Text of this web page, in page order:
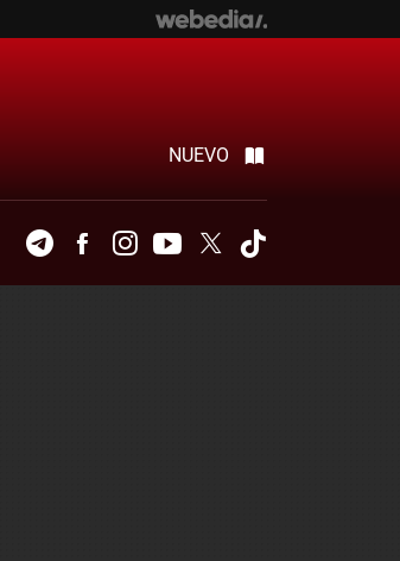
NUEVO
TelegramFacebookInstagramYoutubeTwitter